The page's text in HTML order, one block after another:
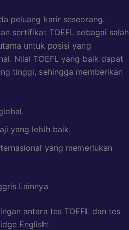
peluang karir seseorang.
sertifikat TOEFL sebagai salah
untuk posisi yang
Nilai TOEFL yang baik dapat
tinggi, sehingga memberikan
yang lebih baik.
yang memerlukan
Lainnya
antara tes TOEFL dan tes
English: